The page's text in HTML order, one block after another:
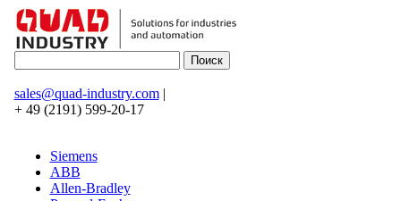
sales@quad-industry.com|
+ 49 (2191) 599-20-17
Siemens
ABB
Allen-Bradley